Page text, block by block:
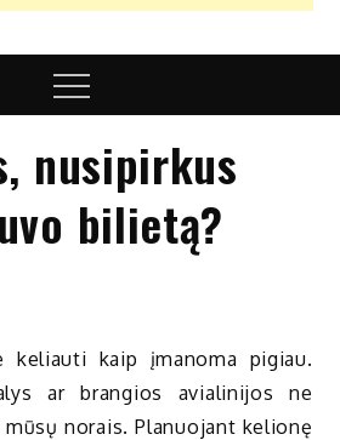
Menu
nusipirkus
bilietą?
keliauti kaip įmanoma pigiau.
ar brangios avialinijos ne
norais. Planuojant kelionę